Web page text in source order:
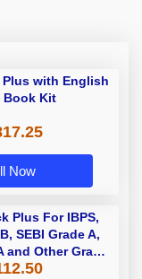
Plus with English
Book Kit
Now
Plus For IBPS,
SEBI Grade A,
and Other Grade
Bank Exams